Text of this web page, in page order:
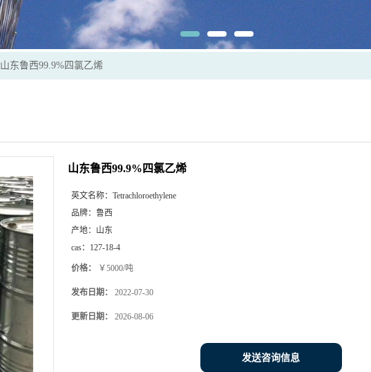
山东鲁西99.9%四氯乙烯
山东鲁西99.9%四氯乙烯
英文名称： Tetrachloroethylene
品牌： 鲁西
产地： 山东
cas： 127-18-4
价格： ￥5000/吨
发布日期： 2022-07-30
更新日期： 2026-08-06
发送咨询信息